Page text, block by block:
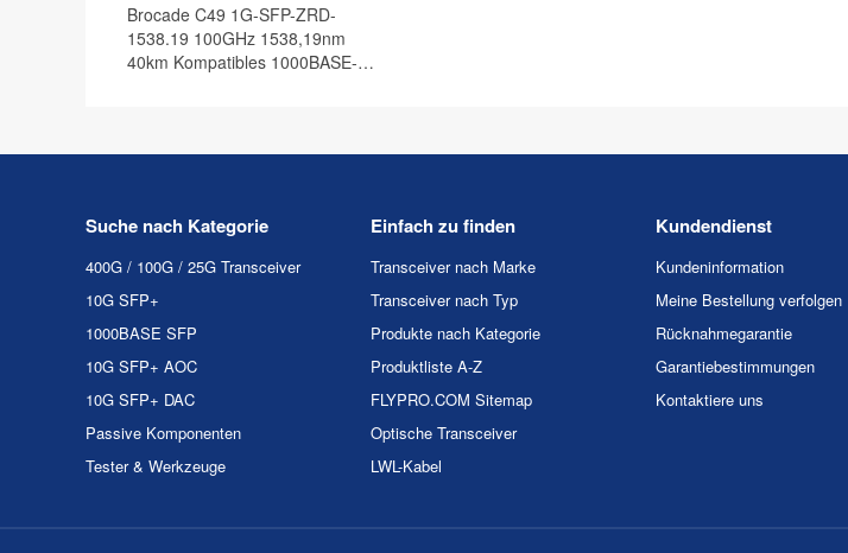
Brocade C49 1G-SFP-ZRD-
1538.19 100GHz 1538,19nm
40km Kompatibles 1000BASE-
Suche nach Kategorie
400G / 100G / 25G Transceiver
10G SFP+
1000BASE SFP
10G SFP+ AOC
10G SFP+ DAC
Passive Komponenten
Tester & Werkzeuge
Einfach zu finden
Transceiver nach Marke
Transceiver nach Typ
Produkte nach Kategorie
Produktliste A-Z
FLYPRO.COM Sitemap
Optische Transceiver
LWL-Kabel
Kundendienst
Kundeninformation
Meine Bestellung verfolgen
Rücknahmegarantie
Garantiebestimmungen
Kontaktiere uns